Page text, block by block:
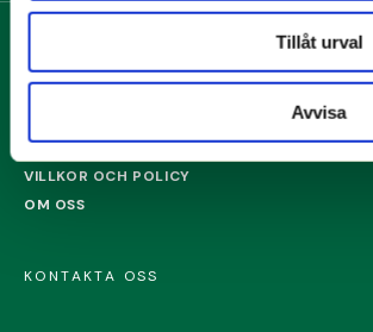
Tillåt urval
Avvisa
KONTAKTA OSS
SAMARBETEN - INFLUENCER & VARUMÄRKEN
VILLKOR OCH POLICY
OM OSS